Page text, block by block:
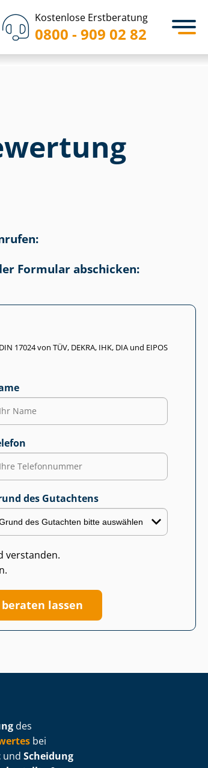
Kostenlose Erstberatung
0800 - 909 02 82
Formular abschicken:
17024 von TÜV, DEKRA, IHK, DIA und EIPOS
des Gutachtens
verstanden.
lassen
des
bei
und Scheidung